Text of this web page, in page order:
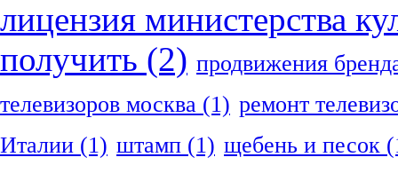
лицензия министерства
получить (2) продвижения
телевизоров москва (1) ремонт
Италии (1) штамп (1) щебень и песок